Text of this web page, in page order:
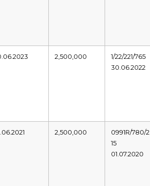
2,500,000
1/22/221/765
30.06.2022
2,500,000
0991R/780/
15
01.07.2020